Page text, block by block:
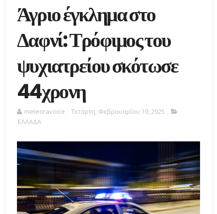
Άγριο έγκλημα στο
Δαφνί: Τρόφιμος του
ψυχιατρείου σκότωσε
44χρονη
meteoravoice
Τετάρτη, Φεβρουαρίου 19, 2025
ΕΛΛΑΔΑ